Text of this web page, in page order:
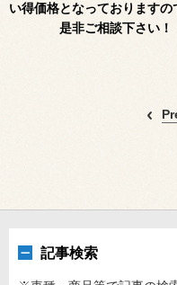
い得価格となっておりますの
是非ご相談下さ
記事検索